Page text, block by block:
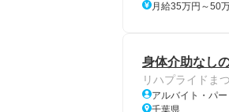
月給35万円～50
身体介助なし
リハプライドま
アルバイト・パー
千葉県